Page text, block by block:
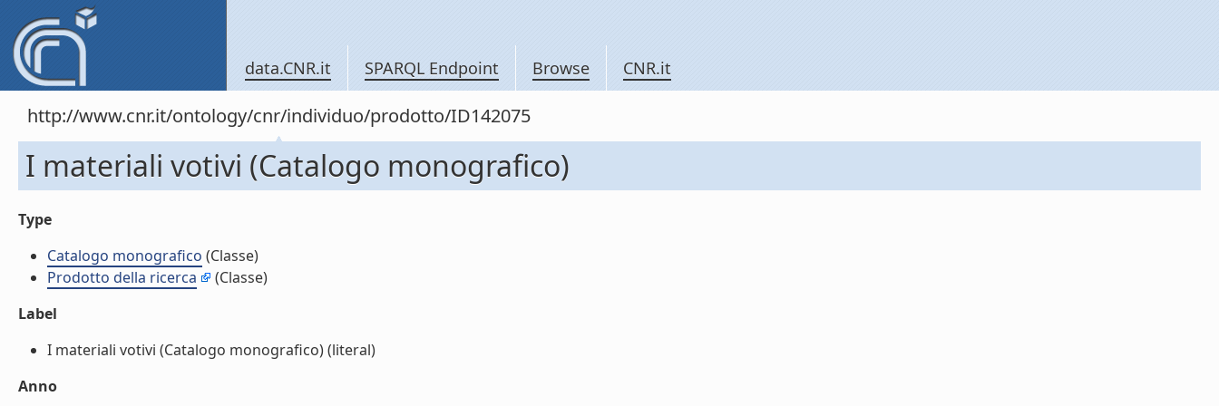
data.CNR.it SPARQL Endpoint Browse CNR.it
http://www.cnr.it/ontology/cnr/individuo/prodotto/ID142075
I materiali votivi (Catalogo monografico)
Type
Catalogo monografico (Classe)
Prodotto della ricerca
(Classe)
Label
I materiali votivi (Catalogo monografico) (literal)
Anno